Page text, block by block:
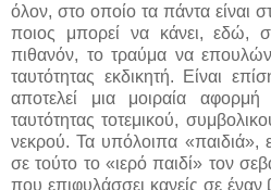
όλον, στο οποίο τα πάντα είναι
ποιος μπορεί να κάνει, εδώ,
πιθανόν, το τραύμα να
ταυτότητας εκδικητή. Είναι
αποτελεί μια μοιραία
ταυτότητας τοτεμικού,
νεκρού. Τα υπόλοιπα «παιδιά»,
σε τούτο το «ιερό παιδί» τον
που επιφυλάσσει κανείς σε